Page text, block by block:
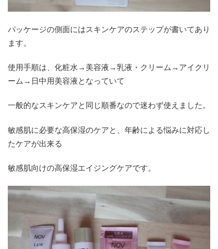
パッケージの側面にはスキンケアのステップが書いてあり
ます。
使用手順は、化粧水→美容液→乳液・クリーム→アイクリ
ーム→日中用美容液となっていて
一般的なスキンケアと同じ順番なので迷わず使えました。
敏感肌に必要な高保湿のケアと、年齢による悩みに対応し
たケアが出来る
敏感肌向けの高保湿エイジングケアです。